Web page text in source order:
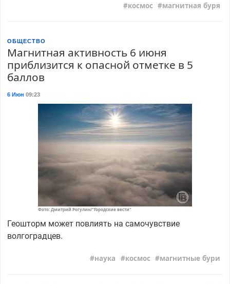
космос магнитная буря
ОБЩЕСТВО
Магнитная активность 6 июня
приблизится к опасной отметке в 5
баллов
6 Июн 09:23
Фото: Дмитрий Рогулин/"Городские вести"
Геошторм может повлиять на самочувствие
волгоградцев.
наука космос магнитные бури